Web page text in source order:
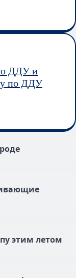
ДДУ и
по ДДУ
этим летом